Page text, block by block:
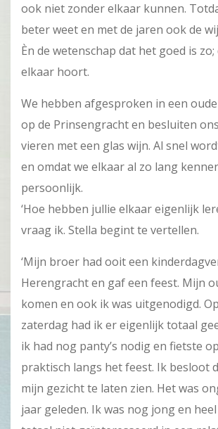
ook niet zonder elkaar kunnen.
beter weet en met de jaren ook de
Èn de wetenschap dat het goed is
elkaar hoort.
We hebben afgesproken in een
op de Prinsengracht en besluiten
vieren met een glas wijn. Al snel
en omdat we elkaar al zo lang
persoonlijk.
‘Hoe hebben jullie elkaar eigenlijk
vraag ik. Stella begint te vertellen.
‘Mijn broer had ooit een
Herengracht en gaf een feest. Mijn
komen en ook ik was uitgenodigd.
zaterdag had ik er eigenlijk totaal
ik had nog panty’s nodig en fietste
praktisch langs het feest. Ik besloot
mijn gezicht te laten zien. Het was
jaar geleden. Ik was nog jong en